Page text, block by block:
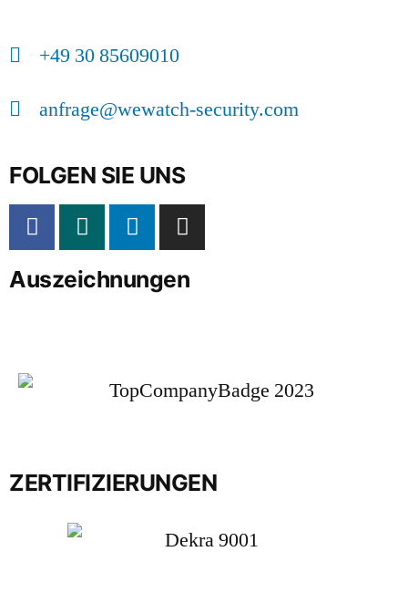
+49 30 85609010
anfrage@wewatch-security.com
FOLGEN SIE UNS
Auszeichnungen
ZERTIFIZIERUNGEN